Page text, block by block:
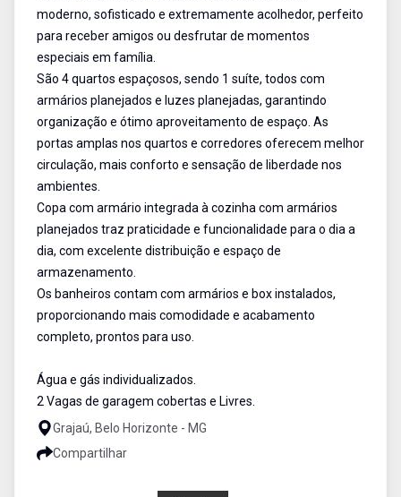
moderno, sofisticado e extremamente acolhedor, perfeito
para receber amigos ou desfrutar de momentos
especiais em família.
São 4 quartos espaçosos, sendo 1 suíte, todos com
armários planejados e luzes planejadas, garantindo
organização e ótimo aproveitamento de espaço. As
portas amplas nos quartos e corredores oferecem melhor
circulação, mais conforto e sensação de liberdade nos
ambientes.
Copa com armário integrada à cozinha com armários
planejados traz praticidade e funcionalidade para o dia a
dia, com excelente distribuição e espaço de
armazenamento.
Os banheiros contam com armários e box instalados,
proporcionando mais comodidade e acabamento
completo, prontos para uso.
Água e gás individualizados.
2 Vagas de garagem cobertas e Livres.
Grajaú, Belo Horizonte - MG
Compartilhar